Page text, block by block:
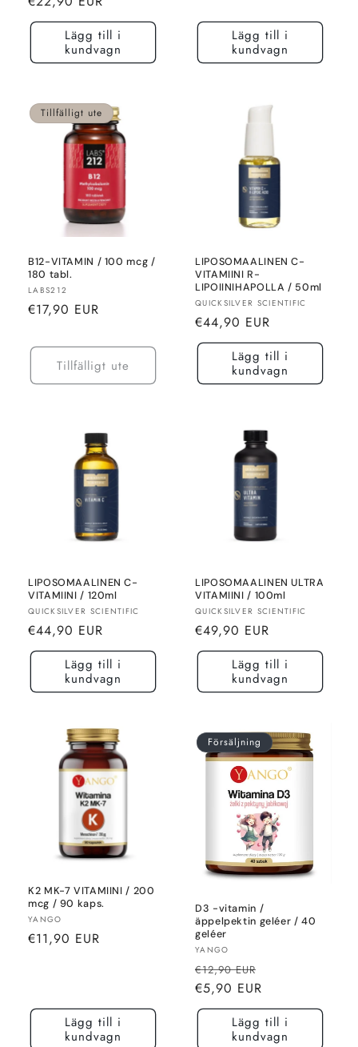
pris
Lägg till i
kundvagn
Lägg till i
kundvagn
Tillfälligt ute
B12-VITAMIN / 100 mcg /
180 tabl.
Säljare:
LABS212
Normalt
€17,90 EUR
Tillfälligt ute
LIPOSOMAALINEN C-
VITAMIINI R-
LIPOIINIHAPOLLA / 50ml
Säljare:
QUICKSILVER SCIENTIFIC
Normalt
pris
€44,90 EUR
Lägg till i
kundvagn
LIPOSOMAALINEN C-
VITAMIINI / 120ml
Säljare:
QUICKSILVER SCIENTIFIC
Normalt
pris
€44,90 EUR
Lägg till i
kundvagn
LIPOSOMAALINEN ULTRA
VITAMIINI / 100ml
Säljare:
QUICKSILVER SCIENTIFIC
Normalt
pris
€49,90 EUR
Lägg till i
kundvagn
K2 MK-7 VITAMIINI / 200
mcg / 90 kaps.
Säljare:
YANGO
Normalt
€11,90 EUR
Lägg till i
kundvagn
Försäljning
D3 -vitamin /
äppelpektin geléer / 40
geléer
Säljare:
YANGO
Normalt
pris
€12,90 EUR
€5,90 EUR
Lägg till i
kundvagn